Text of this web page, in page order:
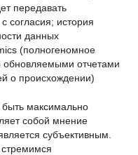
передавать
согласия; история
данных
(полногеномное
обновляемыми отчетами
о происхождении)
максимально
собой мнение
субъективным.